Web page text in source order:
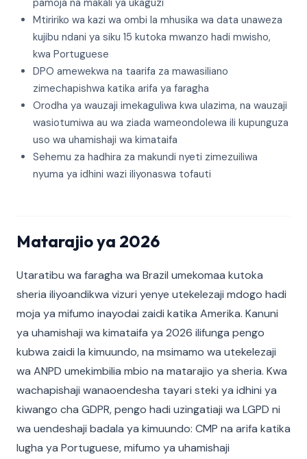
pamoja na makali ya ukaguzi
Mtiririko wa kazi wa ombi la mhusika wa data unaweza
kujibu ndani ya siku 15 kutoka mwanzo hadi mwisho,
kwa Portuguese
DPO amewekwa na taarifa za mawasiliano
zimechapishwa katika arifa ya faragha
Orodha ya wauzaji imekaguliwa kwa ulazima, na wauzaji
wasiotumiwa au wa ziada wameondolewa ili kupunguza
uso wa uhamishaji wa kimataifa
Sehemu za hadhira za makundi nyeti zimezuiliwa
nyuma ya idhini wazi iliyonaswa tofauti
Matarajio ya 2026
Utaratibu wa faragha wa Brazil umekomaa kutoka
sheria iliyoandikwa vizuri yenye utekelezaji mdogo hadi
moja ya mifumo inayodai zaidi katika Amerika. Kanuni
ya uhamishaji wa kimataifa ya 2026 ilifunga pengo
kubwa zaidi la kimuundo, na msimamo wa utekelezaji
wa ANPD umekimbilia mbio na matarajio ya sheria. Kwa
wachapishaji wanaoendesha tayari steki ya idhini ya
kiwango cha GDPR, pengo hadi uzingatiaji wa LGPD ni
wa uendeshaji badala ya kimuundo: CMP na arifa katika
lugha ya Portuguese, mifumo ya uhamishaji